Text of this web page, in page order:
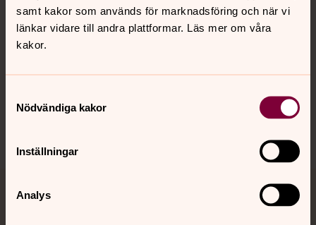
samt kakor som används för marknadsföring och när vi
länkar vidare till andra plattformar. Läs mer om våra
kakor.
Nödvändiga kakor
Inställningar
Analys
Hitta snabbt
Jourhavande präst